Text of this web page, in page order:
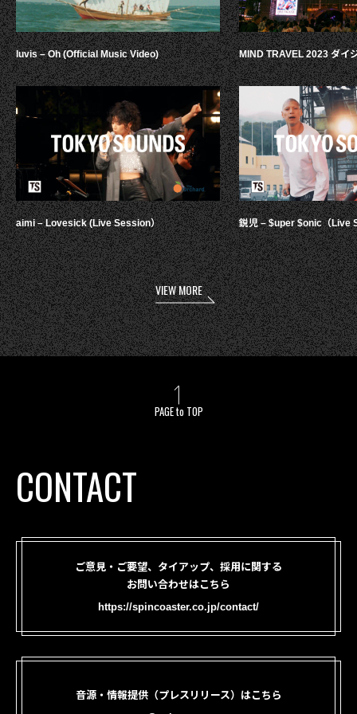
luvis – Oh (Official Music Video)
aimi – Lovesick (Live Session）
MIND TRAVEL 2023 ダイ
鋭児 – $uper $onic（Live
VIEW MORE
PAGE to TOP
CONTACT
ご意見・ご要望、タイアップ、採用に関する
お問い合わせはこちら
https://spincoaster.co.jp/contact/
音源・情報提供（プレスリリース）はこちら